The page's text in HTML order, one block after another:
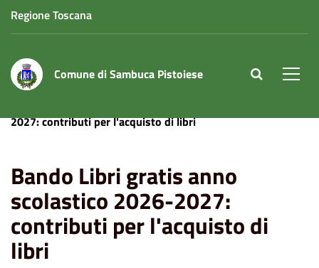
Regione Toscana
Comune di Sambuca Pistoiese site.searc
2027: contributi per l'acquisto di libri
Bando Libri gratis anno
scolastico 2026-2027:
contributi per l'acquisto di
libri